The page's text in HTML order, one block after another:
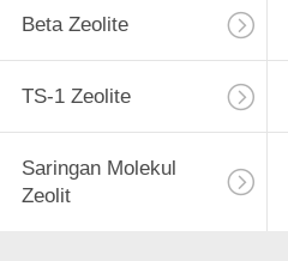
Beta Zeolite
TS-1 Zeolite
Saringan Molekul
Zeolit